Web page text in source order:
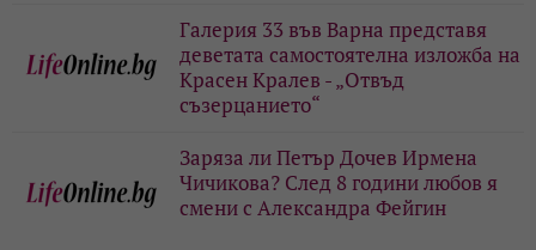
Галерия 33 във Варна представя
деветата самостоятелна изложба на
Красен Кралев - „Отвъд
съзерцанието“
Заряза ли Петър Дочев Ирмена
Чичикова? След 8 години любов я
смени с Александра Фейгин